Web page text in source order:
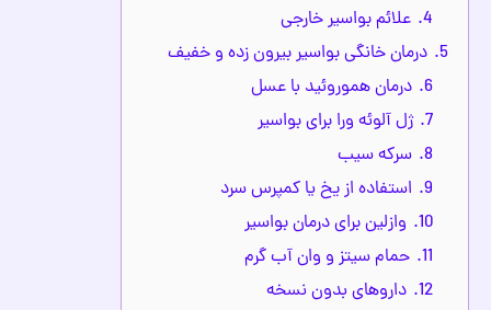
4. علائم بواسیر خارجی
5. درمان خانگی بواسیر بیرون زده و خفیف
6. درمان هموروئید با عسل
7. ژل آلوئه ورا برای بواسیر
8. سرکه سیب
9. استفاده از یخ یا کمپرس سرد
10. وازلین برای درمان بواسیر
11. حمام سیتز و وان آب گرم
12. داروهای بدون نسخه